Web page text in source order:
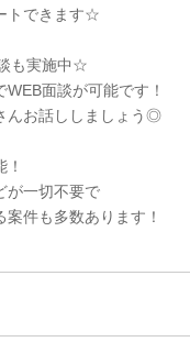
トできます☆
も実施中☆
面談が可能です！
んお話ししましょう◎
が一切不要で
件も多数あります！